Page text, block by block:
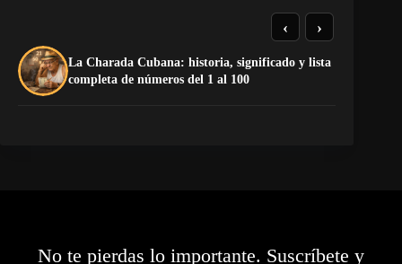
La Charada Cubana: historia, significado y lista
completa de números del 1 al 100
‹ ›
No te pierdas lo importante. Suscríbete y